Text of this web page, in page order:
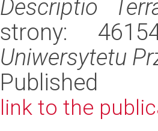
Descriptio
strony:
Uniwersytetu
Published
link to the